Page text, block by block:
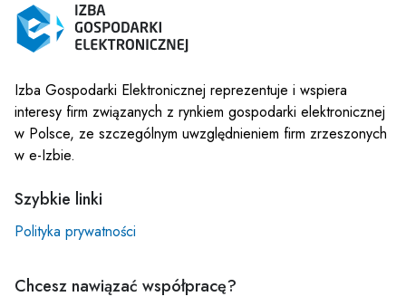
Izba Gospodarki Elektronicznej reprezentuje i wspiera
interesy firm związanych z rynkiem gospodarki elektronicznej
w Polsce, ze szczególnym uwzględnieniem firm zrzeszonych
w e-Izbie.
Szybkie linki
Polityka prywatności
Chcesz nawiązać współpracę?